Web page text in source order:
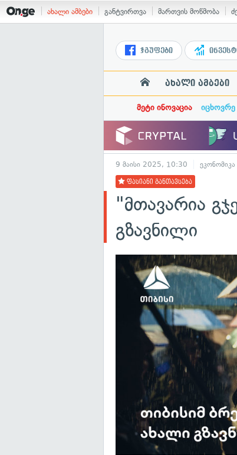
ახალი ამბები განტვირთვა მართვის მოწმობა
ჯგუფები
ახალი ამბები
მეტი ინოვაცია
9 მაისი 2025, 10:30 ეკონომიკა
ფასიანი განთავსება
"მთავარია
გზავნილი